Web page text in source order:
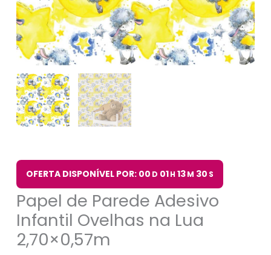
OFERTA DISPONÍVEL POR: 00 D 01H 13M 29 S
Papel de Parede Adesivo
Infantil Ovelhas na Lua
2,70×0,57m